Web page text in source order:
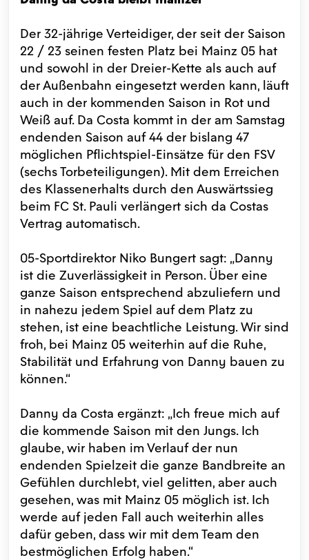
Der 32-jährige Verteidiger, der seit der Saison
22 / 23 seinen festen Platz bei Mainz 05 hat
und sowohl in der Dreier-Kette als auch auf
der Außenbahn eingesetzt werden kann, läuft
auch in der kommenden Saison in Rot und
Weiß auf. Da Costa kommt in der am Samstag
endenden Saison auf 44 der bislang 47
möglichen Pflichtspiel-Einsätze für den FSV
(sechs Torbeteiligungen). Mit dem Erreichen
des Klassenerhalts durch den Auswärtssieg
beim FC St. Pauli verlängert sich da Costas
Vertrag automatisch.
05-Sportdirektor Niko Bungert sagt: „Danny
ist die Zuverlässigkeit in Person. Über eine
ganze Saison entsprechend abzuliefern und
in nahezu jedem Spiel auf dem Platz zu
stehen, ist eine beachtliche Leistung. Wir sind
froh, bei Mainz 05 weiterhin auf die Ruhe,
Stabilität und Erfahrung von Danny bauen zu
können.“
Danny da Costa ergänzt: „Ich freue mich auf
die kommende Saison mit den Jungs. Ich
glaube, wir haben im Verlauf der nun
endenden Spielzeit die ganze Bandbreite an
Gefühlen durchlebt, viel gelitten, aber auch
gesehen, was mit Mainz 05 möglich ist. Ich
werde auf jeden Fall auch weiterhin alles
dafür geben, dass wir mit dem Team den
bestmöglichen Erfolg haben.“